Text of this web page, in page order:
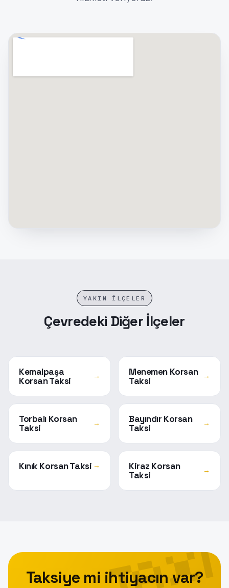
YAKIN İLÇELER
Çevredeki Diğer İlçeler
Kemalpaşa
Korsan Taksi
→
Menemen Korsan
Taksi
→
Torbalı Korsan
Taksi
→
Bayındır Korsan
Taksi
→
Kınık Korsan Taksi →
Kiraz Korsan
Taksi
→
Taksiye mi ihtiyacın var?